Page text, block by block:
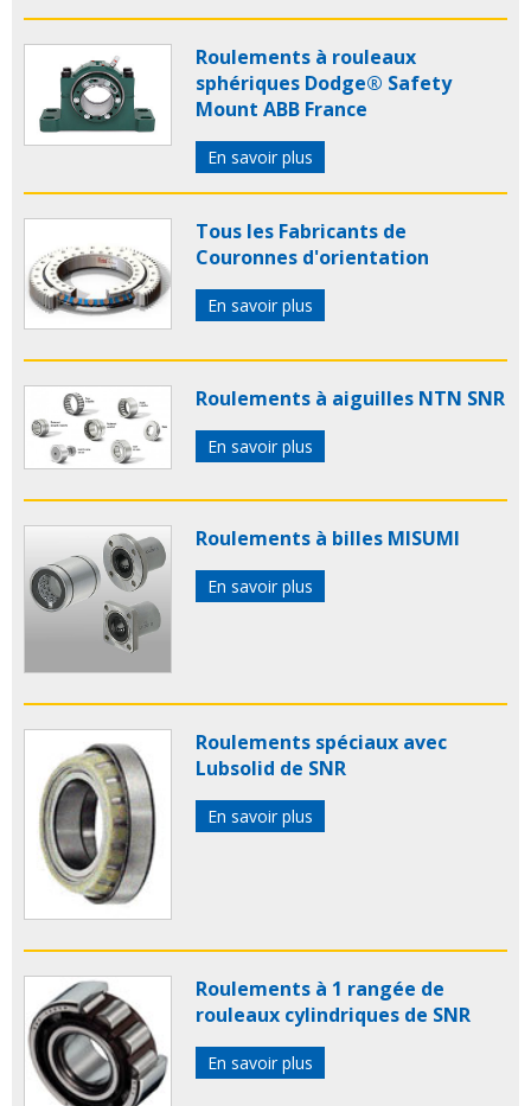
Roulements à rouleaux
sphériques Dodge® Safety
Mount ABB France
En savoir plus
Tous les Fabricants de
Couronnes d'orientation
En savoir plus
Roulements à aiguilles NTN SNR
En savoir plus
Roulements à billes MISUMI
En savoir plus
Roulements spéciaux avec
Lubsolid de SNR
En savoir plus
Roulements à 1 rangée de
rouleaux cylindriques de SNR
En savoir plus